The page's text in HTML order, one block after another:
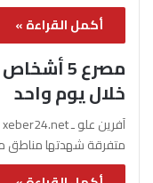
أكمل القراءة »
مصرع 5
خلال يوم واحد
متفرقة شهدتها مناطق